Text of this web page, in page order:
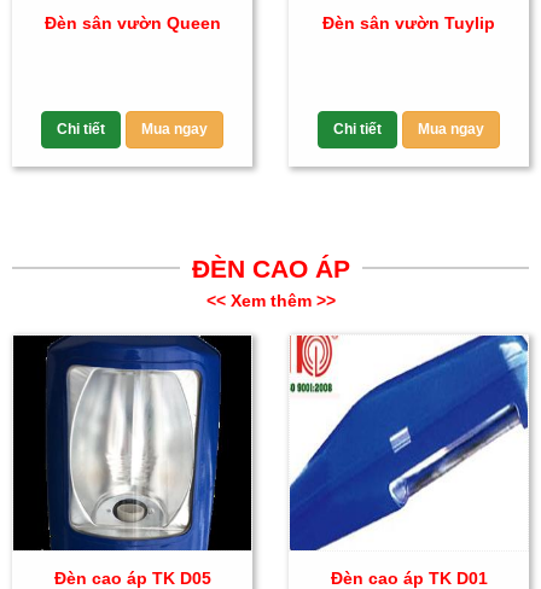
Đèn sân vườn Queen
Chi tiết Mua ngay
Đèn sân vườn Tuylip
Chi tiết Mua ngay
ĐÈN CAO ÁP
<< Xem thêm >>
Đèn cao áp TK D05 Đèn cao áp TK D01